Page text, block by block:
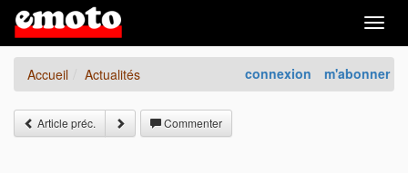
connexion m'abonner
Accueil Actualités
Article préc. Commenter